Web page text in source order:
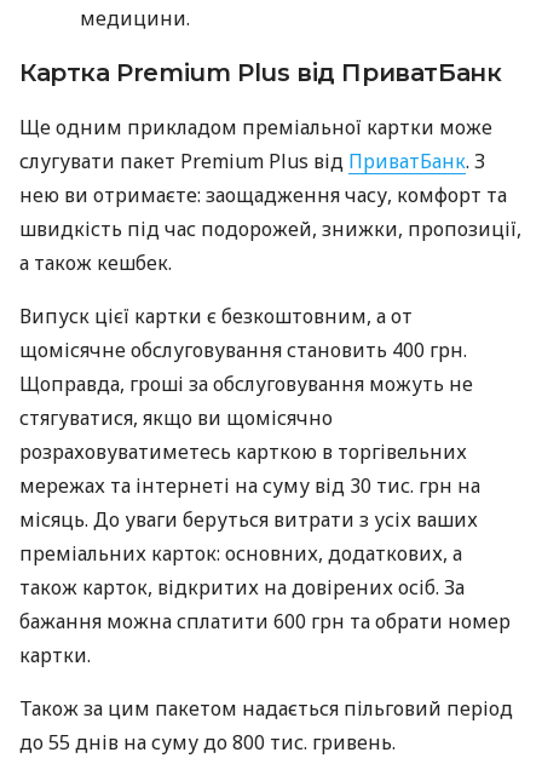
медицини.
Картка Premium Plus від ПриватБанк
Ще одним прикладом преміальної картки може
слугувати пакет Premium Plus від ПриватБанк. З
нею ви отримаєте: заощадження часу, комфорт та
швидкість під час подорожей, знижки, пропозиції,
а також кешбек.
Випуск цієї картки є безкоштовним, а от
щомісячне обслуговування становить 400 грн.
Щоправда, гроші за обслуговування можуть не
стягуватися, якщо ви щомісячно
розраховуватиметесь карткою в торгівельних
мережах та інтернеті на суму від 30 тис. грн на
місяць. До уваги беруться витрати з усіх ваших
преміальних карток: основних, додаткових, а
також карток, відкритих на довірених осіб. За
бажання можна сплатити 600 грн та обрати номер
картки.
Також за цим пакетом надається пільговий період
до 55 днів на суму до 800 тис. гривень.